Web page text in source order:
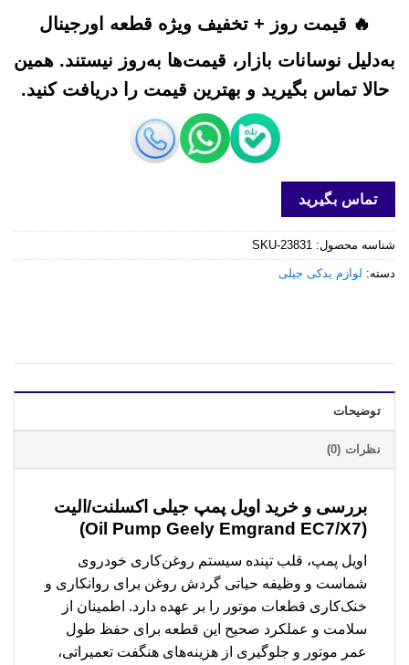
🔥 قیمت روز + تخفیف ویژه قطعه اورجینال
به‌دلیل نوسانات بازار، قیمت‌ها به‌روز نیستند. همین
حالا تماس بگیرید و بهترین قیمت را دریافت کنید.
تماس بگیرید
شناسه محصول: SKU-23831
دسته: لوازم یدکی جیلی
توضیحات
نظرات (0)
بررسی و خرید اویل پمپ جیلی اکسلنت/الیت
(Oil Pump Geely Emgrand EC7/X7)
اویل پمپ، قلب تپنده سیستم روغن‌کاری خودروی
شماست و وظیفه حیاتی گردش روغن برای روانکاری و
خنک‌کاری قطعات موتور را بر عهده دارد. اطمینان از
سلامت و عملکرد صحیح این قطعه برای حفظ طول
عمر موتور و جلوگیری از هزینه‌های هنگفت تعمیراتی،